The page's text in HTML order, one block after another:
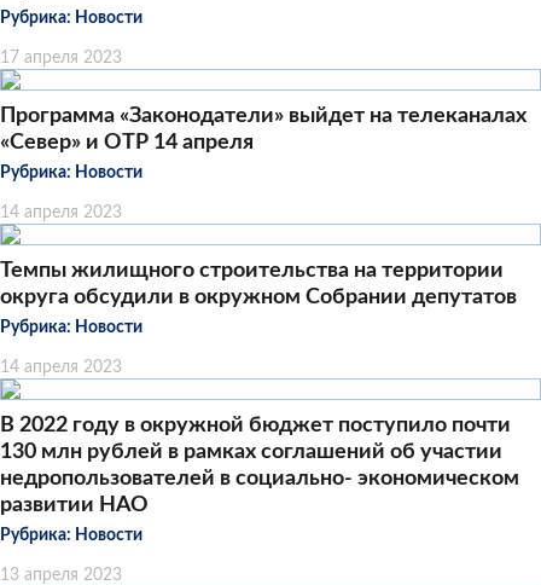
Рубрика: Новости
17 апреля 2023
Программа «Законодатели» выйдет на телеканалах
«Север» и ОТР 14 апреля
Рубрика: Новости
14 апреля 2023
Темпы жилищного строительства на территории
округа обсудили в окружном Собрании депутатов
Рубрика: Новости
14 апреля 2023
В 2022 году в окружной бюджет поступило почти
130 млн рублей в рамках соглашений об участии
недропользователей в социально- экономическом
развитии НАО
Рубрика: Новости
13 апреля 2023